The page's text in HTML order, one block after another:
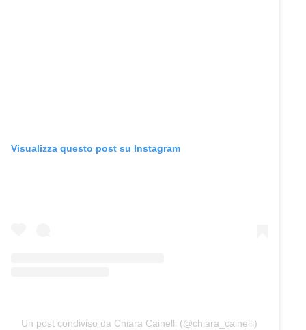
Visualizza questo post su Instagram
Un post condiviso da Chiara Cainelli (@chiara_cainelli)